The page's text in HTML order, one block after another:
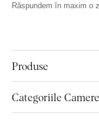
Produse
Categoriile
Răspundem în maxim o